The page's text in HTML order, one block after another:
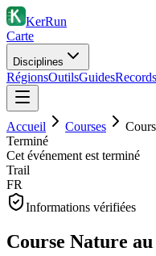
KerRun
Carte
Disciplines
RégionsOutilsGuidesRecords
Accueil Courses
Terminé
Cet événement est terminé
Trail
FR
Informations vérifiées
Course Nature